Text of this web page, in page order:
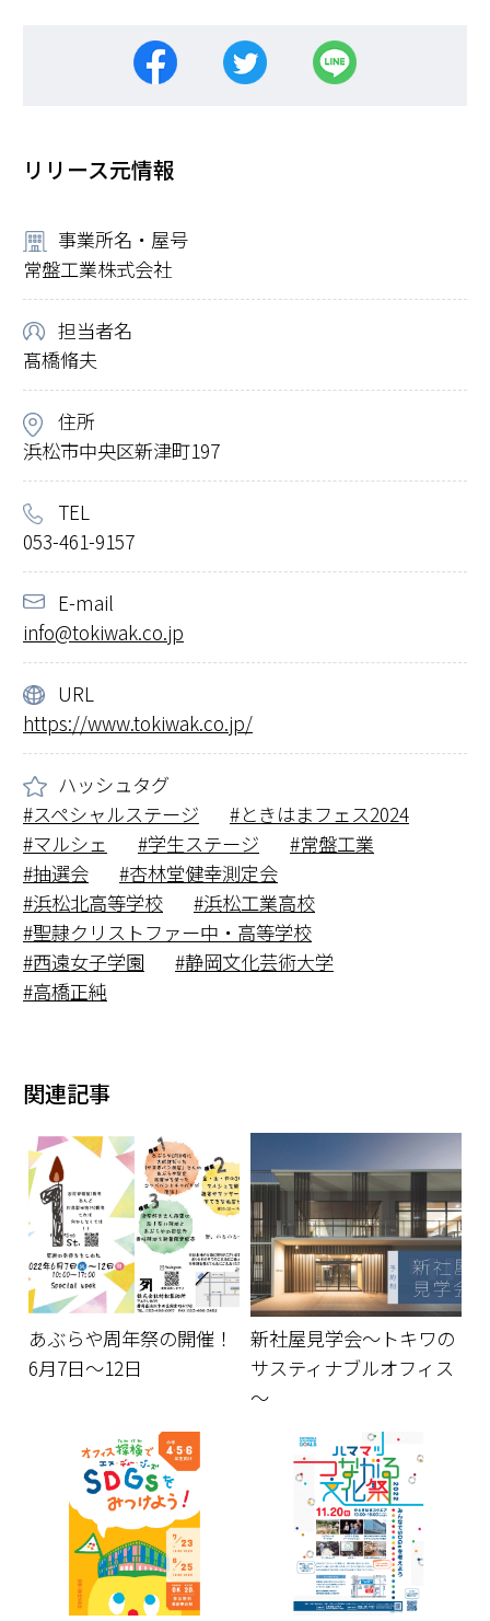
リリース元情報
事業所名・屋号
常盤工業株式会社
担当者名
髙橋脩夫
住所
浜松市中央区新津町197
TEL
053-461-9157
E-mail
info@tokiwak.co.jp
URL
https://www.tokiwak.co.jp/
ハッシュタグ
スペシャルステージ
ときはまフェス2024
マルシェ
学生ステージ
常盤工業
抽選会
杏林堂健幸測定会
浜松北高等学校
浜松工業高校
聖隷クリストファー中・高等学校
西遠女子学園
静岡文化芸術大学
高橋正純
関連記事
あぶらや周年祭の開催！
6月7日～12日
新社屋見学会～トキワの
サスティナブルオフィス
～